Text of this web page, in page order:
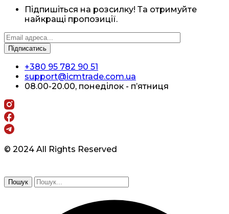
Підпишіться на розсилку! Та отримуйте
найкращі пропозиції.
+380 95 782 90 51
support@icmtrade.com.ua
08.00-20.00, понеділок - п’ятниця
© 2024 All Rights Reserved
Пошук